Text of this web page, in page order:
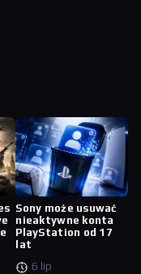
Sony może usuwać
nieaktywne konta
PlayStation od 17
lat
6 lip